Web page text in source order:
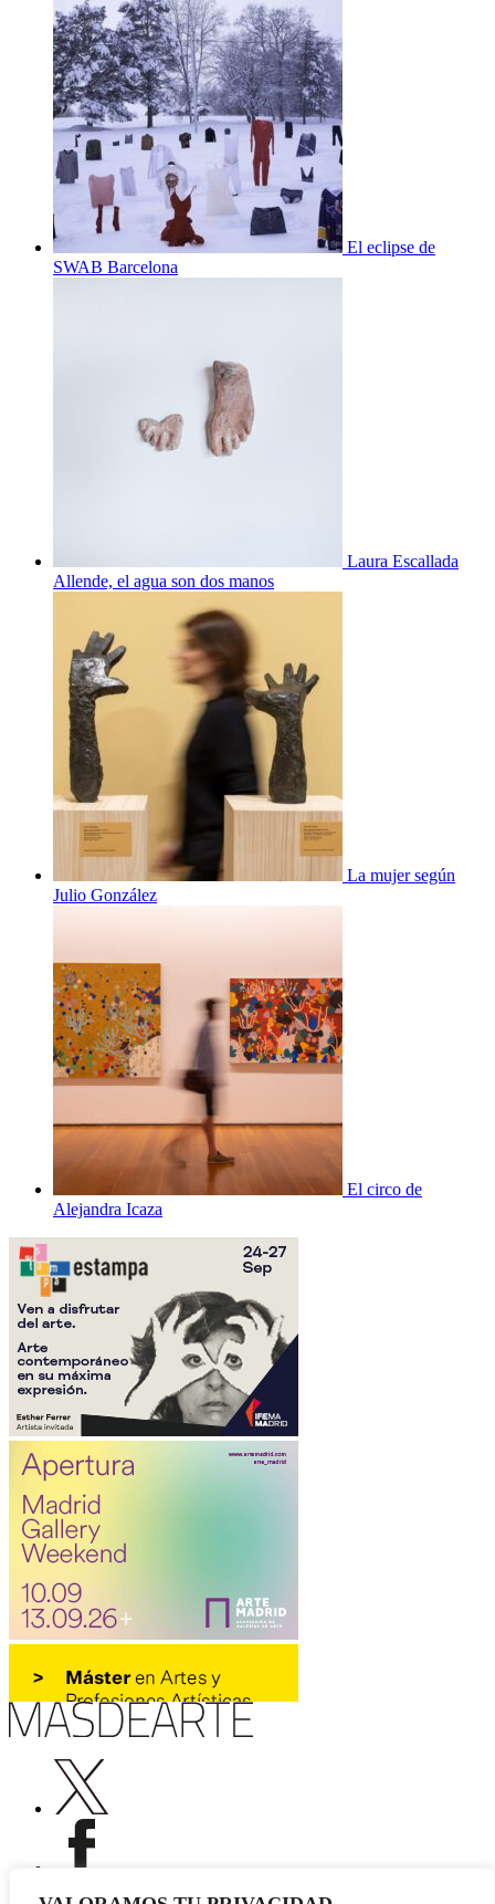
El eclipse de
SWAB Barcelona
Laura Escallada
Allende, el agua son dos manos
La mujer según
Julio González
El circo de
Alejandra Icaza